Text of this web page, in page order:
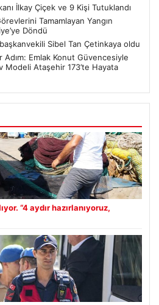
İlkay Çiçek ve 9 Kişi Tutuklandı
Tamamlayan Yangın
Döndü
Sibel Tan Çetinkaya oldu
Adım: Emlak Konut Güvencesiyle
Modeli Ataşehir 173’te Hayata
“4 aydır hazırlanıyoruz,